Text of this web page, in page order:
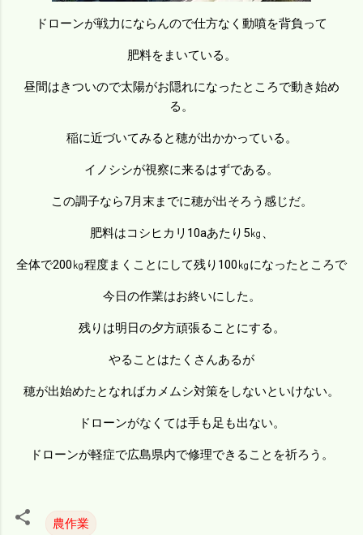
ドローンが戦力にならんので仕方なく動噴を背負って
肥料をまいている。
昼間はきついので太陽がお隠れになったところで動き始め
る。
稲に近づいてみると穂が出かかっている。
イノシシが視察に来るはずである。
この調子なら7月末までに穂が出そろう感じだ。
肥料はコシヒカリ10aあたり5㎏、
全体で200㎏程度まくことにして残り100㎏になったところで
今日の作業はお終いにした。
残りは明日の夕方頑張ることにする。
やることはたくさんあるが
穂が出始めたとなればカメムシ対策をしないといけない。
ドローンがなくては手も足も出ない。
ドローンが軽症で広島県内で修理できることを祈ろう。
農作業